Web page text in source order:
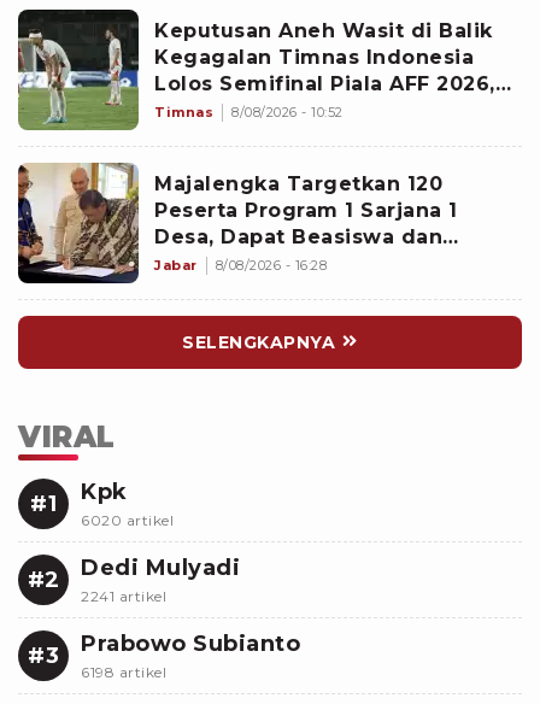
Keputusan Aneh Wasit di Balik
Kegagalan Timnas Indonesia
Lolos Semifinal Piala AFF 2026,
Untungkan Singapura dan
Timnas 8/08/2026 - 10:52
Majalengka Targetkan 120
Peserta Program 1 Sarjana 1
Desa, Dapat Beasiswa dan
Kesempatan Magang di Jepang
Jabar 8/08/2026 - 16:28
SELENGKAPNYA
VIRAL
#1 Kpk
6020 artikel
#2 Dedi Mulyadi
2241 artikel
#3 Prabowo Subianto
6198 artikel